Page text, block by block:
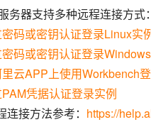
务器支持多种远程连接方式：
码或密钥认证登录Linux实
码或密钥认证登录
云APP上使用Workbench
凭据认证登录实例
连接方法参考： https://